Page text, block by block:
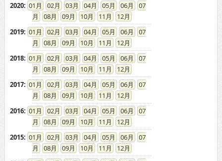
2020: 01 02 03 04 05 06
07
08
09 10 11
12
2019: 01 02 03 04 05 06
07
08
09 10 11
12
2018: 01 02 03 04 05 06
07
08
09 10 11
12
2017: 01 02 03 04 05 06
07
08
09 10 11
12
2016: 01 02 03 04 05 06
07
08
09 10 11
12
2015: 01 02 03 04 05 06
07
08
09 10 11
12